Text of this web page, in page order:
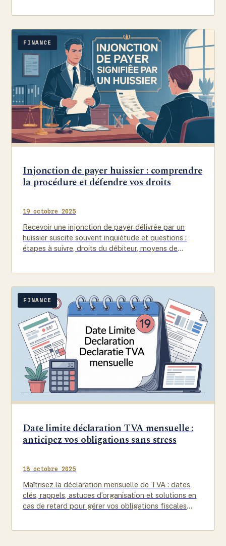
FINANCE
Injonction de payer huissier : comprendre
la procédure et défendre vos droits
19 octobre 2025
Recevoir une injonction de payer délivrée par un
huissier suscite souvent inquiétude et questions :
étapes à suivre, droits du débiteur, moyens de
FINANCE
Date limite déclaration TVA mensuelle :
anticipez vos obligations sans stress
18 octobre 2025
Maîtrisez la déclaration mensuelle de TVA : dates
clés, rappels, astuces d’organisation et solutions en
cas de retard pour gérer vos obligations fiscales